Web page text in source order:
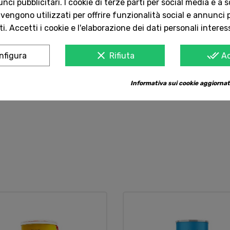
Carboidrati 59,6 g
di cui zuccheri 0 g
Sale 1 g
pubblicitari. I cookie di terze parti per social media e a
utilizzati per offrire funzionalità social e annunci
Accetti i cookie e l'elaborazione dei dati personali
clear Rifiuta done_all
Informativa sui cookie